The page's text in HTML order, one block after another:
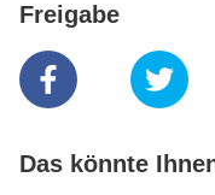
Freigabe
Das könnte